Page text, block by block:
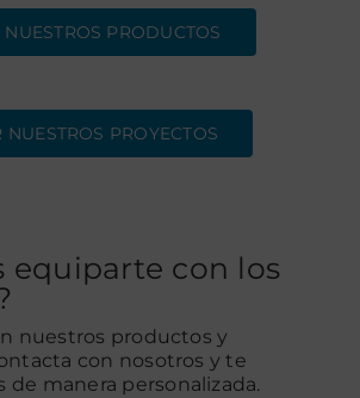
NUESTROS PRODUCTOS
NUESTROS PROYECTOS
equiparte con los
nuestros productos y
con nosotros y te
de manera personalizada.